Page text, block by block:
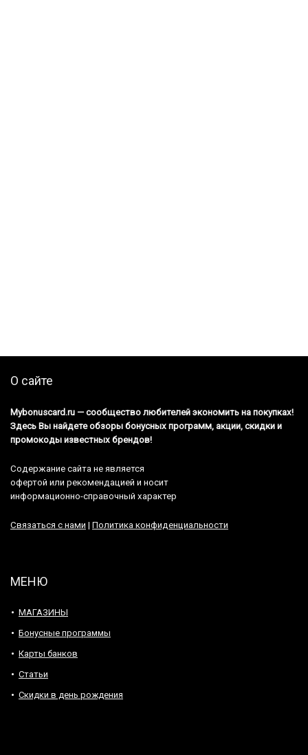
О сайте
Mybonuscard.ru — cообщество любителей экономить на покупках!
Здесь Вы найдете обзоры бонусных программ, акции, скидки и
промокоды известных брендов!
Содержание сайта не является
офертой или рекомендацией и носит
информационно-справочный характер
Связаться с нами | Политика конфиденциальности
МЕНЮ
МАГАЗИНЫ
Бонусные программы
Карты банков
Статьи
Скидки в день рождения